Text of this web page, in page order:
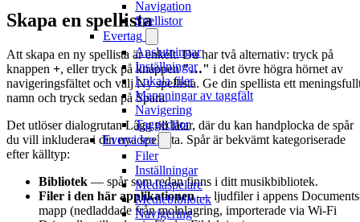
Navigation
Spellistor
Evertag
Anslutningar
Inställningar
Lokala filer
Mappningar av taggfält
Navigering
Taggeditor
Evervideo
Filer
Inställningar
Mediaspelare
Mediebibliotek
Navigering
Skapa en spellista
Att skapa en ny spellista är enkelt. Du har två alternativ: tryck på
knappen +, eller tryck på knappen"…" i det övre högra hörnet av
navigeringsfältet och välj Ny spellista. Ge din spellista ett
namn och tryck sedan på Spara.
Det utlöser dialogrutan Lägg till låtar, där du kan handplocka de spår
du vill inkludera i din nya spellista. Spår är bekvämt kategoriserade
efter källtyp:
Bibliotek — spår som redan finns i ditt musikbibliotek.
Filer i den här applikationen— ljudfiler i appens
mapp (nedladdade från molnlagring, importerade via Wi-Fi